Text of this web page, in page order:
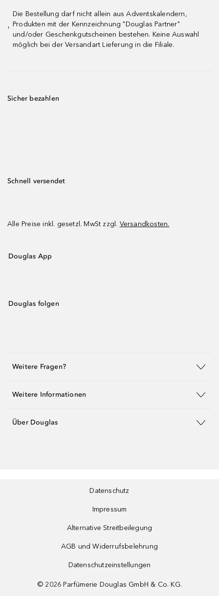
¹
Die Bestellung darf nicht allein aus Adventskalendern,
Produkten mit der Kennzeichnung "Douglas Partner"
und/oder Geschenkgutscheinen bestehen. Keine Auswahl
möglich bei der Versandart Lieferung in die Filiale.
Sicher bezahlen
Schnell versendet
Alle Preise inkl. gesetzl. MwSt zzgl. Versandkosten.
Douglas App
Douglas folgen
Weitere Fragen?
Weitere Informationen
Über Douglas
Datenschutz
Impressum
Alternative Streitbeilegung
AGB und Widerrufsbelehrung
Datenschutzeinstellungen
© 2026 Parfümerie Douglas GmbH & Co. KG.